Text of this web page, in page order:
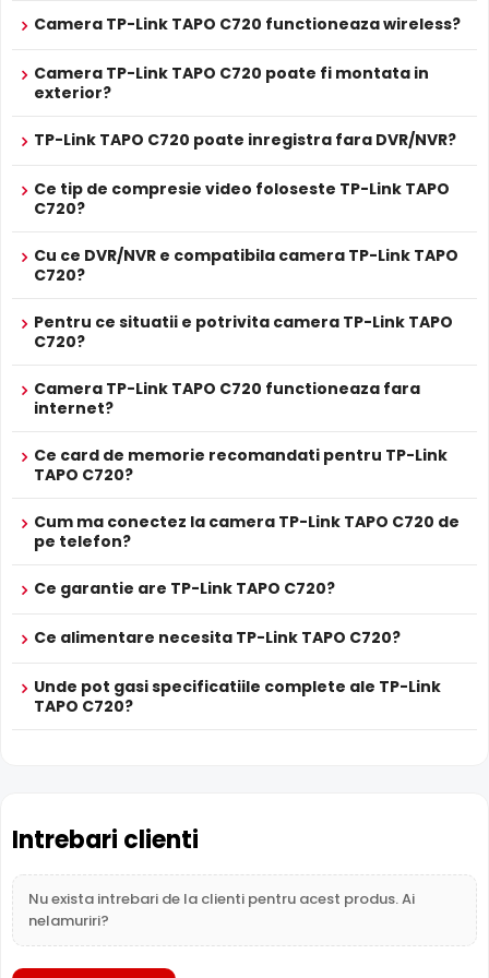
permite inregistrarea audio in timp real. Sunetul se
evenimentelor si conversatiilor din zona monitorizata.
True WDR
camerei TP-Link TAPO C720, compenseaza atat imaginea
din prim plan, cat si imaginea de fundal, in zone cu
intreaga scena.
Cu difuzor incorporat, TP-Link TAPO C720 permite
comunica cu vizitatorii sau emite mesaje presetate direct
prin camera.
unde cablarea nu este posibila sau dorita.
Inregistrare pe Card
TP-Link TAPO C720 dispune de
incorporat, permitand inregistrarea locala direct pe
Alimentare
Nu
PROSPECT PRODUCATOR
Prospect
Camera TP-Link TAPO C720 functioneaza wireless?
Camera TP-Link TAPO C720 poate fi montata in
exterior?
TP-Link TAPO C720 poate inregistra fara DVR/NVR?
Ce tip de compresie video foloseste TP-Link TAPO
C720?
Cu ce DVR/NVR e compatibila camera TP-Link TAPO
C720?
Pentru ce situatii e potrivita camera TP-Link TAPO
C720?
Camera TP-Link TAPO C720 functioneaza fara
internet?
Ce card de memorie recomandati pentru TP-Link
TAPO C720?
Cum ma conectez la camera TP-Link TAPO C720 de
pe telefon?
Ce garantie are TP-Link TAPO C720?
Ce alimentare necesita TP-Link TAPO C720?
Unde pot gasi specificatiile complete ale TP-Link
TAPO C720?
Intrebari clienti
Nu exista intrebari de la clienti pentru acest produs. Ai
nelamuriri?